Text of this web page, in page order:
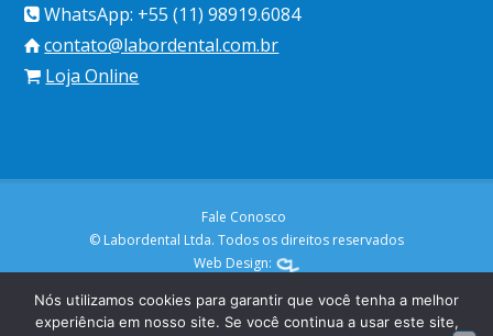
WhatsApp: +55 (11) 98919.6084
contato@labordental.com.br
Loja Online
Fale Conosco
© Labordental Ltda. Todos os direitos reservados
Web Design:
Nós utilizamos cookies para garantir que você tenha a melhor
experiência em nosso site. Se você continua a usar este site,